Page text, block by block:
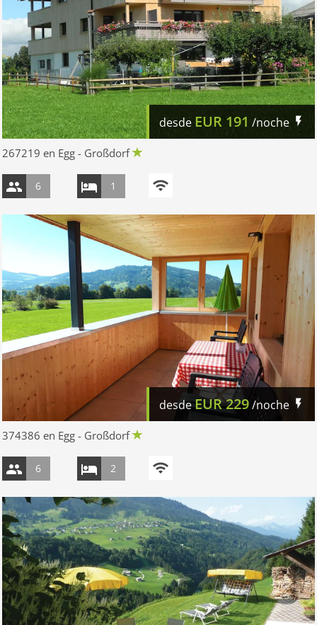
desde EUR 191 /noche
267219 en Egg - Großdorf
6 1
desdeEUR229/noche
374386 en Egg - Großdorf
6 2